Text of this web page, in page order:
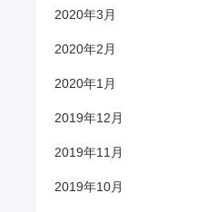
2020年3月
2020年2月
2020年1月
2019年12月
2019年11月
2019年10月